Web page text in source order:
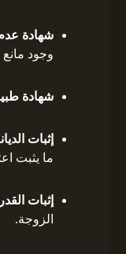
شهادة
وجود مانع
شهادة
إثبات
ما يثبت
إثبات
الزوجة.